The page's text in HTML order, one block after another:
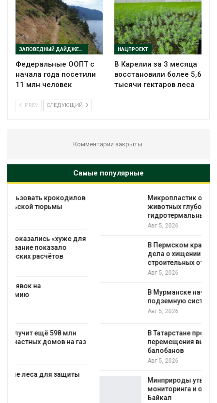
ЗАПОВЕДНЫЙ ДАЙДЖЕСТ
Федеральные ООПТ с
начала года посетили
11 млн человек
НАЦПРОЕКТ
В Карелии за 3 месяца
восстановили более 5,6
тысячи гектаров леса
PREV СЛЕДУЮЩИЙ
Комментарии закрыты.
Самые популярные
Микропластик обнаружили почти у всех
животных глубоководных
гидротермальных источников
В Пермском крае осудили фигурантов
дела о хищении средств на утилизации
В Мурманске начали испытывать
подземную систему сбора отходов
В Татарстане продолжают отслеживать
перемещения выпущенных соколов-
Минприроды утвердило единую систему
мониторинга и оценки нагрузки на